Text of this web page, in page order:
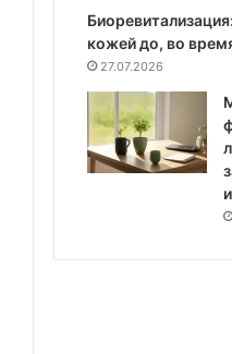
кожей до, во
27.07.2026